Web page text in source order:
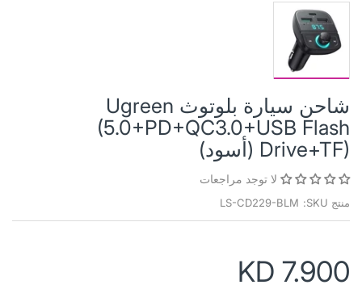
شاحن سيارة بلوتوث Ugreen
(5.0+PD+QC3.0+USB Flash
Drive+TF) (أسود)
لا توجد مراجعات
منتج SKU: LS-CD229-BLM
KD 7.900